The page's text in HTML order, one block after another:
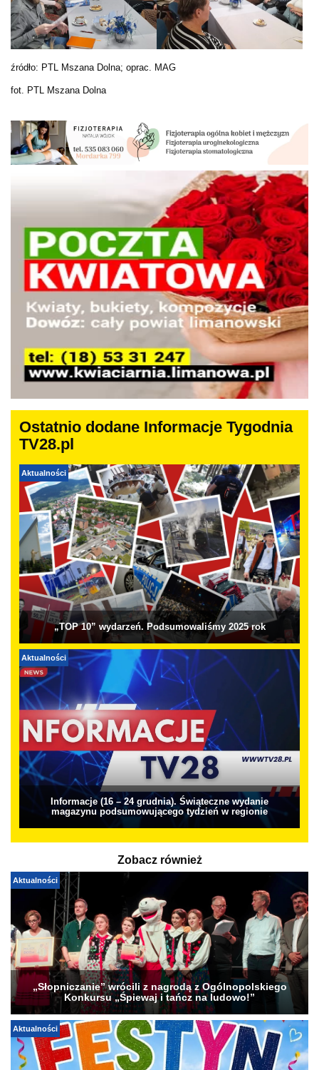
źródło: PTL Mszana Dolna; oprac. MAG
fot. PTL Mszana Dolna
Ostatnio dodane Informacje Tygodnia
TV28.pl
Aktualności
„TOP 10” wydarzeń. Podsumowaliśmy 2025 rok
Aktualności
Informacje (16 – 24 grudnia). Świąteczne wydanie
magazynu podsumowującego tydzień w regionie
Zobacz również
Aktualności
„Słopniczanie” wrócili z nagrodą z Ogólnopolskiego
Konkursu „Śpiewaj i tańcz na ludowo!”
Aktualności